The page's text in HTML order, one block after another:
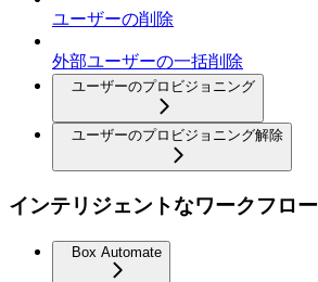
ユーザーの削除
外部ユーザーの一括削除
ユーザーのプロビジョニング
ユーザーのプロビジョニング解除
インテリジェントなワークフロー
Box Automate